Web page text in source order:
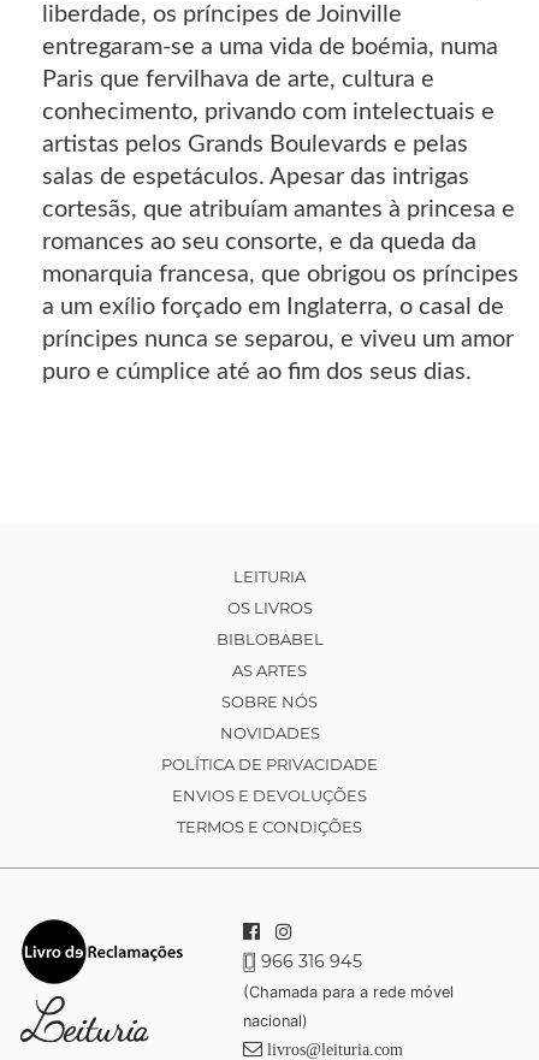
liberdade, os príncipes de Joinville
entregaram-se a uma vida de boémia, numa
Paris que fervilhava de arte, cultura e
conhecimento, privando com intelectuais e
artistas pelos Grands Boulevards e pelas
salas de espetáculos. Apesar das intrigas
cortesãs, que atribuíam amantes à princesa e
romances ao seu consorte, e da queda da
monarquia francesa, que obrigou os príncipes
a um exílio forçado em Inglaterra, o casal de
príncipes nunca se separou, e viveu um amor
puro e cúmplice até ao fim dos seus dias.
LEITURIA
OS LIVROS
BIBLOBABEL
AS ARTES
SOBRE NÓS
NOVIDADES
POLÍTICA DE PRIVACIDADE
ENVIOS E DEVOLUÇÕES
TERMOS E CONDIÇÕES
966 316 945
(Chamada para a rede móvel
nacional)
livros@leituria.com